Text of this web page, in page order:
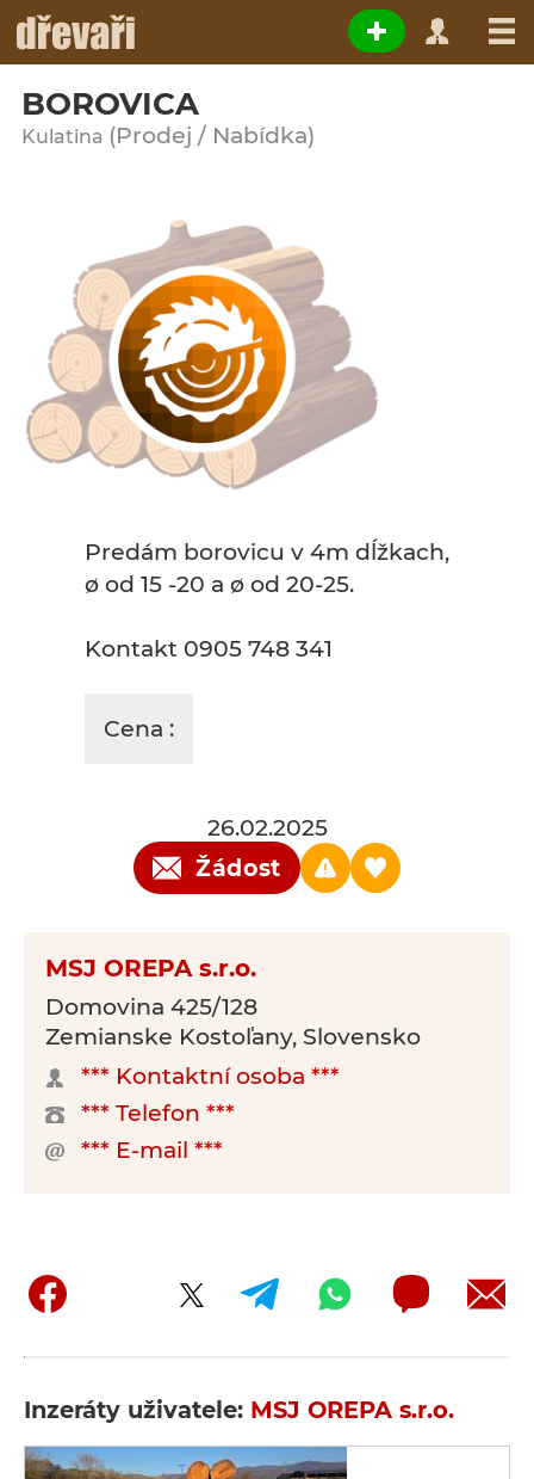
BOROVICA
Kulatina (Prodej / Nabídka)
Predám borovicu v 4m dĺžkach,
ø od 15 -20 a ø od 20-25.
Kontakt 0905 748 341
Cena :
26.02.2025
Žádost
MSJ OREPA s.r.o.
Domovina 425/128
Zemianske Kostoľany, Slovensko
*** Kontaktní osoba ***
*** Telefon ***
*** E-mail ***
Inzeráty uživatele: MSJ OREPA s.r.o.